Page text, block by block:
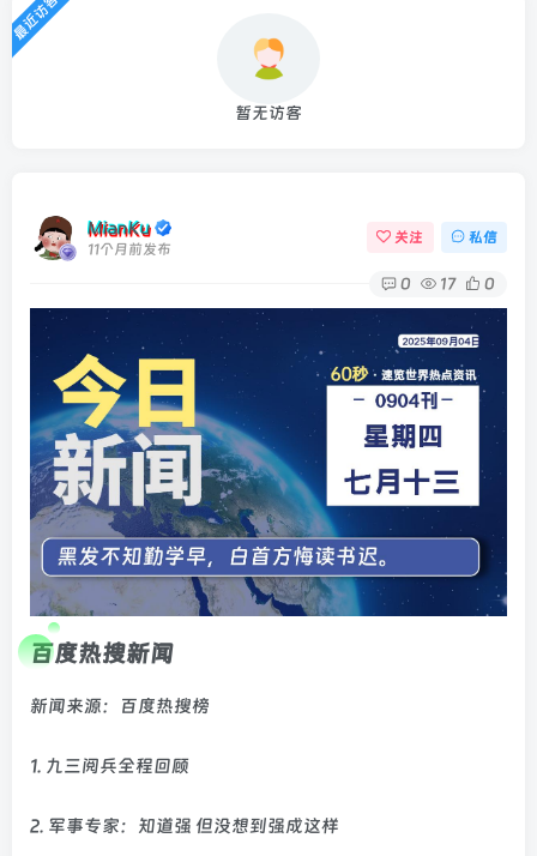
最近访客
暂无访客
MianKu
11个月前发布
关注 私信
0 17 0
百度热搜新闻
新闻来源：百度热搜榜
1. 九三阅兵全程回顾
2. 军事专家：知道强 但没想到强成这样